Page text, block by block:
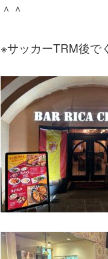
＾＾
※サッカーTRM後で